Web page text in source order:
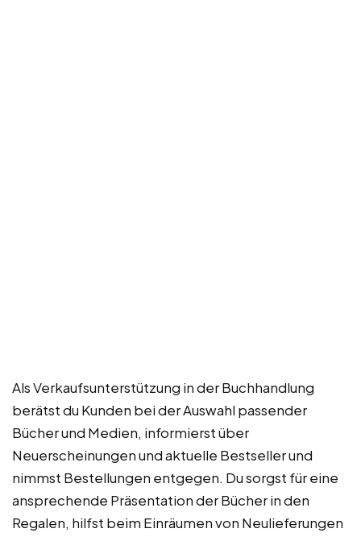
Als Verkaufsunterstützung in der Buchhandlung
berätst du Kunden bei der Auswahl passender
Bücher und Medien, informierst über
Neuerscheinungen und aktuelle Bestseller und
nimmst Bestellungen entgegen. Du sorgst für eine
ansprechende Präsentation der Bücher in den
Regalen, hilfst beim Einräumen von Neulieferungen